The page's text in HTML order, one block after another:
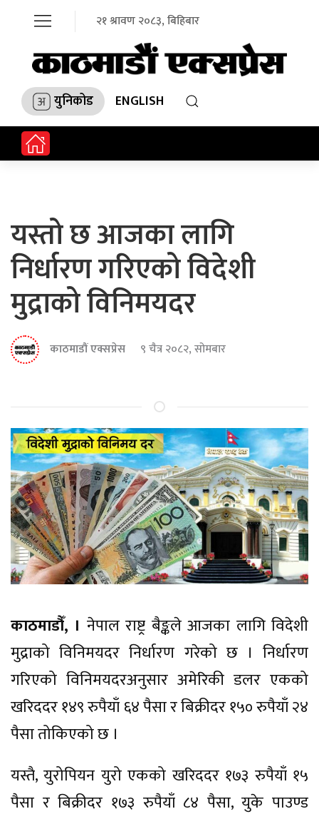
२१ श्रावण २०८३, बिहिबार
युनिकोड ENGLISH
यस्तो छ आजका लागि
निर्धारण गरिएको विदेशी
मुद्राको विनिमयदर
काठमाडौं एक्सप्रेस ९ चैत्र २०८२, सोमबार
काठमाडौँ, । नेपाल राष्ट्र बैङ्कले आजका लागि विदेशी
मुद्राको विनिमयदर निर्धारण गरेको छ । निर्धारण
गरिएको विनिमयदरअनुसार अमेरिकी डलर एकको
खरिददर १४९ रुपैयाँ ६४ पैसा र बिक्रीदर १५० रुपैयाँ २४
पैसा तोकिएको छ ।
यस्तै, युरोपियन युरो एकको खरिददर १७३ रुपैयाँ १५
पैसा र बिक्रीदर १७३ रुपैयाँ ८४ पैसा, युके पाउण्ड